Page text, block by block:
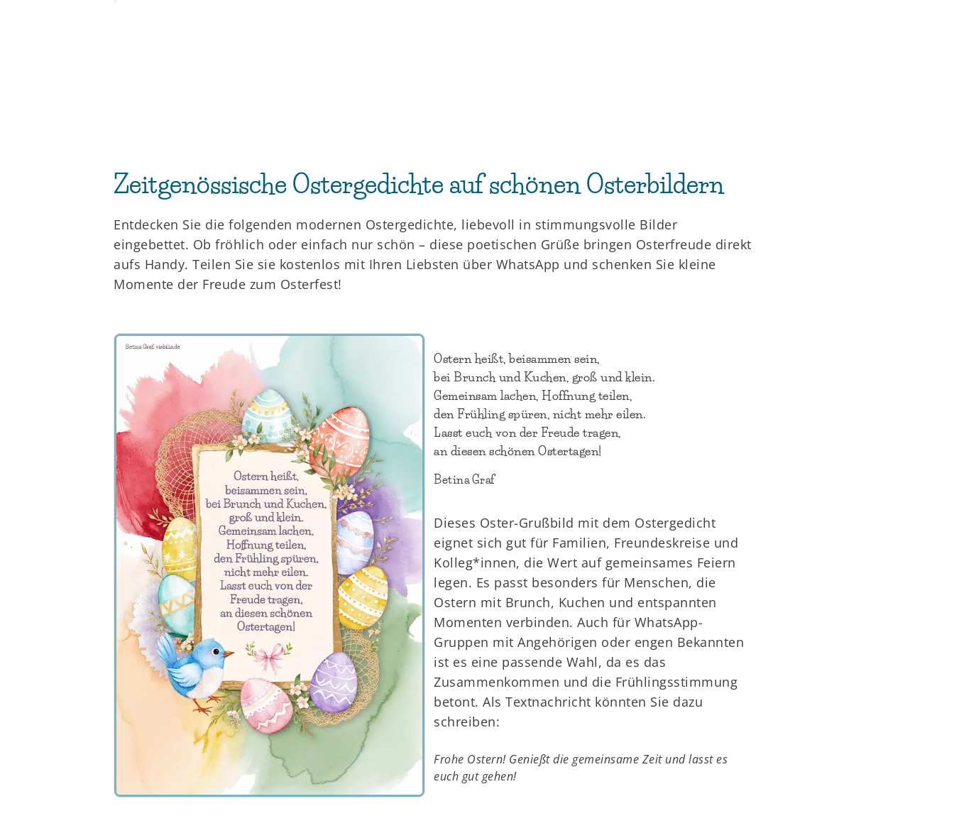
Zeitgenössische Ostergedichte auf schönen Osterbildern
Entdecken Sie die folgenden modernen Ostergedichte, liebevoll in stimmungsvolle Bilder
eingebettet. Ob fröhlich oder einfach nur schön – diese poetischen Grüße bringen Osterfreude direkt
aufs Handy. Teilen Sie sie kostenlos mit Ihren Liebsten über WhatsApp und schenken Sie kleine
Momente der Freude zum Osterfest!
Ostern heißt, beisammen sein,
bei Brunch und Kuchen, groß und klein.
Gemeinsam lachen, Hoffnung teilen,
den Frühling spüren, nicht mehr eilen.
Lasst euch von der Freude tragen,
an diesen schönen Ostertagen!
Betina Graf
Dieses Oster-Grußbild mit dem Ostergedicht
eignet sich gut für Familien, Freundeskreise und
Kolleg*innen, die Wert auf gemeinsames Feiern
legen. Es passt besonders für Menschen, die
Ostern mit Brunch, Kuchen und entspannten
Momenten verbinden. Auch für WhatsApp-
Gruppen mit Angehörigen oder engen Bekannten
ist es eine passende Wahl, da es das
Zusammenkommen und die Frühlingsstimmung
betont. Als Textnachricht könnten Sie dazu
schreiben:
Frohe Ostern! Genießt die gemeinsame Zeit und lasst es
euch gut gehen!